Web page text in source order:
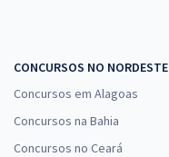
CONCURSOS NO NORDESTE
Concursos em Alagoas
Concursos na Bahia
Concursos no Ceará